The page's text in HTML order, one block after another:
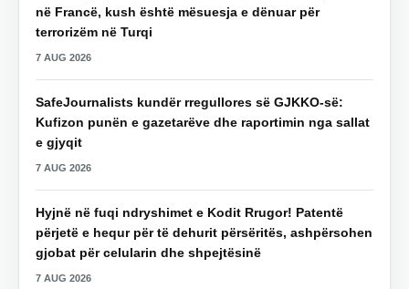
në Francë, kush është mësuesja e dënuar për
terrorizëm në Turqi
7 AUG 2026
SafeJournalists kundër rregullores së GJKKO-së:
Kufizon punën e gazetarëve dhe raportimin nga sallat
e gjyqit
7 AUG 2026
Hyjnë në fuqi ndryshimet e Kodit Rrugor! Patentë
përjetë e hequr për të dehurit përsëritës, ashpërsohen
gjobat për celularin dhe shpejtësinë
7 AUG 2026